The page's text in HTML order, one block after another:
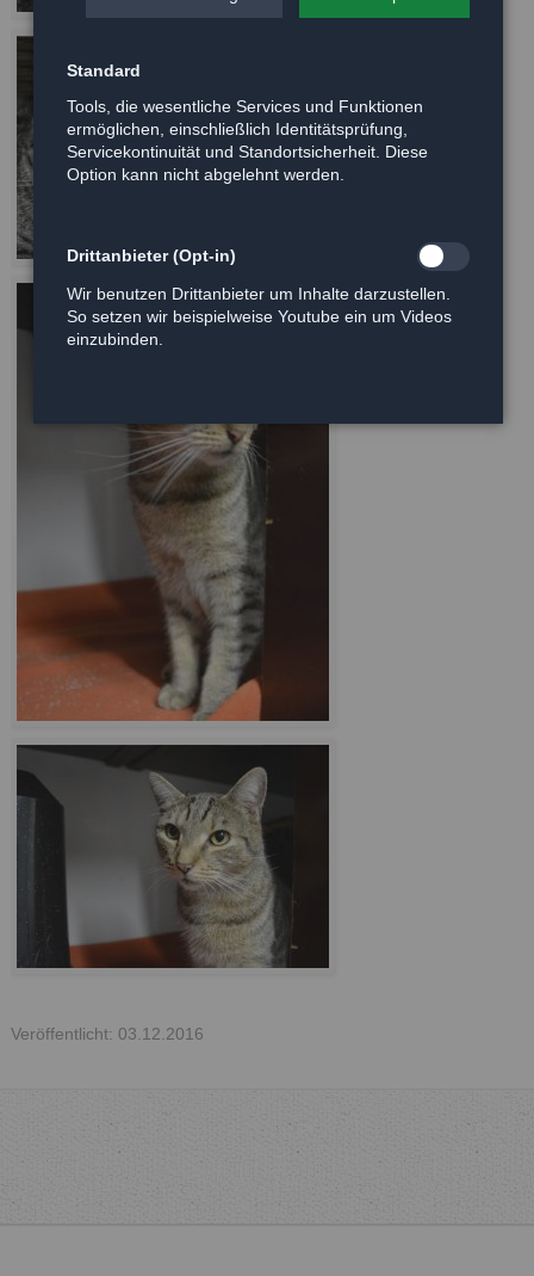
Veröffentlicht: 03.12.2016
Standard
Tools, die wesentliche Services und Funktionen
ermöglichen, einschließlich Identitätsprüfung,
Servicekontinuität und Standortsicherheit. Diese
Option kann nicht abgelehnt werden.
Drittanbieter (Opt-in)
Wir benutzen Drittanbieter um Inhalte darzustellen.
So setzen wir beispielweise Youtube ein um Videos
einzubinden.